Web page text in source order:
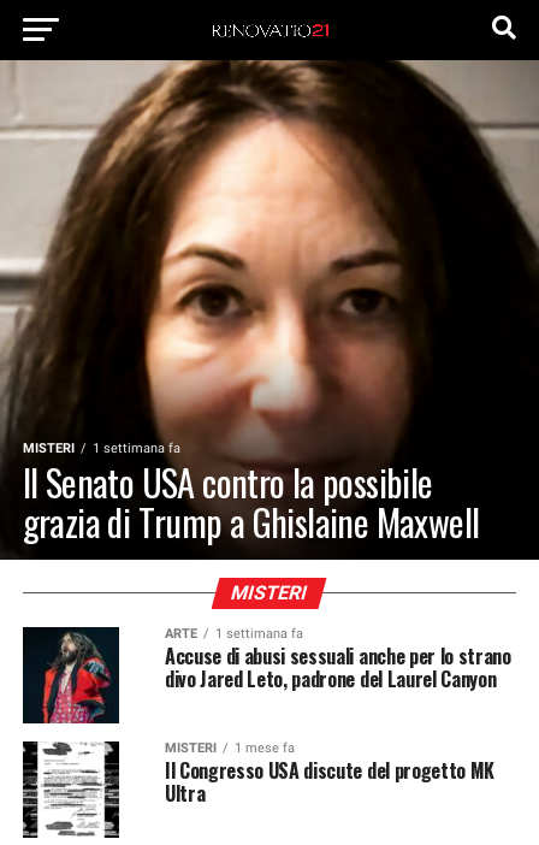
MISTERI 1 settimana fa
Il Senato USA contro la possibile
grazia di Trump a Ghislaine Maxwell
MISTERI
ARTE 1 settimana fa
Accuse di abusi sessuali anche per lo strano
divo Jared Leto, padrone del Laurel Canyon
MISTERI 1 mese fa
Il Congresso USA discute del progetto MK
Ultra